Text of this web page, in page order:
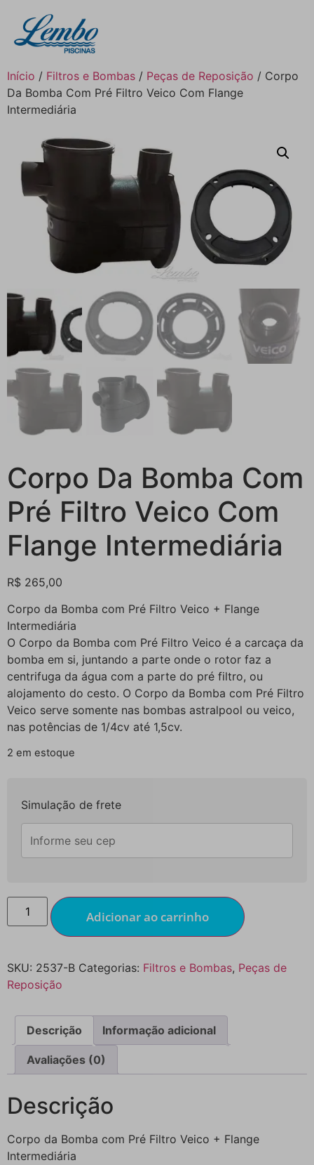
Início / Filtros e Bombas / Peças de Reposição / Corpo
Da Bomba Com Pré Filtro Veico Com Flange
Intermediária
Corpo Da Bomba Com
Pré Filtro Veico Com
Flange Intermediária
R$ 265,00
Corpo da Bomba com Pré Filtro Veico + Flange
Intermediária
O Corpo da Bomba com Pré Filtro Veico é a carcaça da
bomba em si, juntando a parte onde o rotor faz a
centrifuga da água com a parte do pré filtro, ou
alojamento do cesto. O Corpo da Bomba com Pré Filtro
Veico serve somente nas bombas astralpool ou veico,
nas potências de 1/4cv até 1,5cv.
2 em estoque
Simulação de frete
Adicionar ao carrinho
SKU: 2537-B Categorias: Filtros e Bombas, Peças de
Reposição
Descrição Informação adicional
Avaliações (0)
Descrição
Corpo da Bomba com Pré Filtro Veico + Flange
Intermediária